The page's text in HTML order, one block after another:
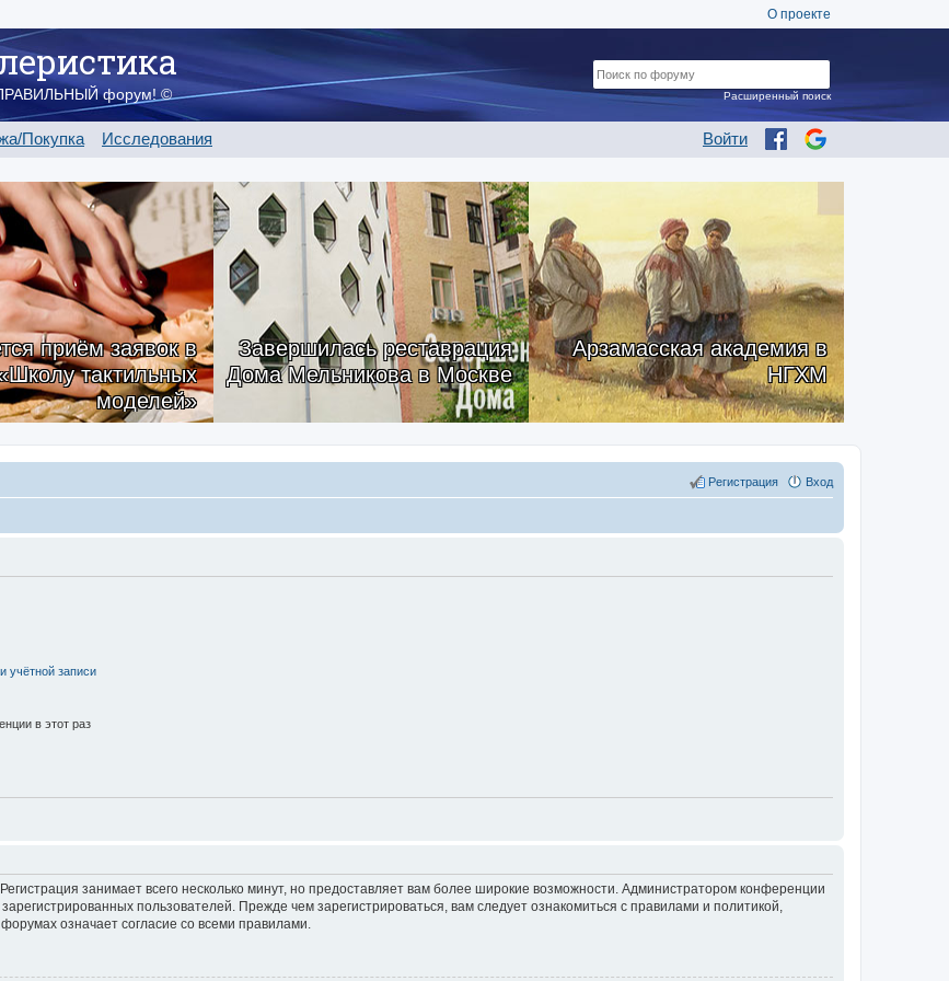
О проекте
форум! ©
Покупка Исследования Войти
Расширенный поиск
приём заявок в
тактильных
моделей»
Завершилась реставрация
Дома Мельникова в Москве
Арзамасская академия в
НГХМ
Вход
Регистрация
учётной записи
в этот раз
занимает всего несколько минут, но предоставляет вам более широкие возможности. Администратором конференции
пользователей. Прежде чем зарегистрироваться, вам следует ознакомиться с правилами и политикой,
означает согласие со всеми правилами.